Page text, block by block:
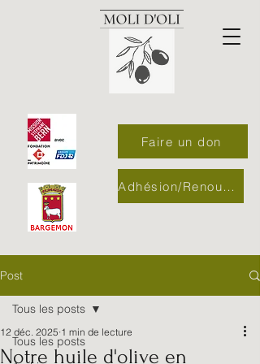
Adhésion/Renouvellement
Faire un don
Post
Tous les posts
Tous les posts
Notre huile d'olive en
12 déc. 2025 1 min de lecture